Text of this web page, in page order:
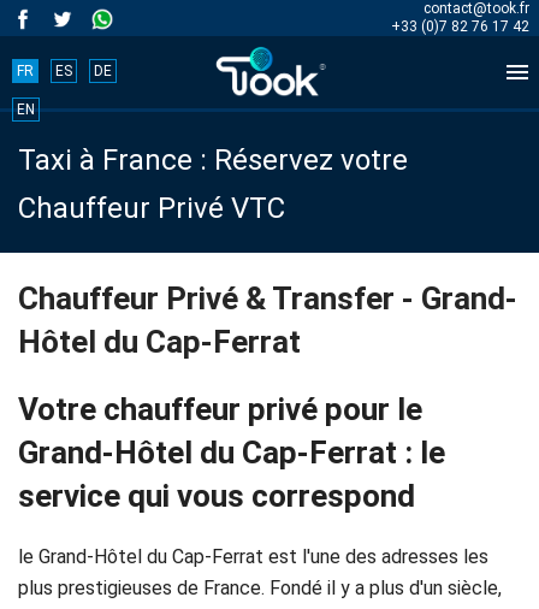
contact@took.fr
+33 (0)7 82 76 17 42

FR ES DE
EN
Taxi à France : Réservez votre
Chauffeur Privé VTC
Book
your
trip
now!
BOOK
Accueil
Réservation
Chauffeur Privé & Transfer - Grand-
Hôtel du Cap-Ferrat
Votre chauffeur privé pour le
Grand-Hôtel du Cap-Ferrat : le
service qui vous correspond
le Grand-Hôtel du Cap-Ferrat est l'une des adresses les
plus prestigieuses de France. Fondé il y a plus d'un siècle,